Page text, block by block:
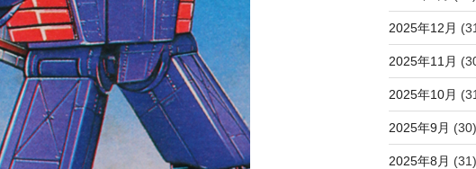
2025年12月
2025年11月
2025年10月
2025年9月 (30)
2025年8月 (31)